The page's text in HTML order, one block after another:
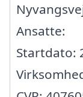
Ansatte:
Startdato: